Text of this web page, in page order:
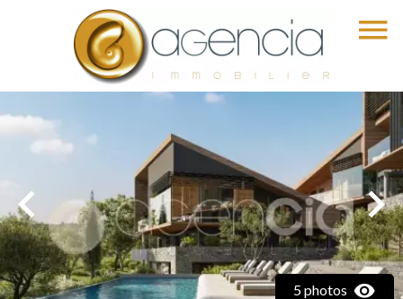
5 photos